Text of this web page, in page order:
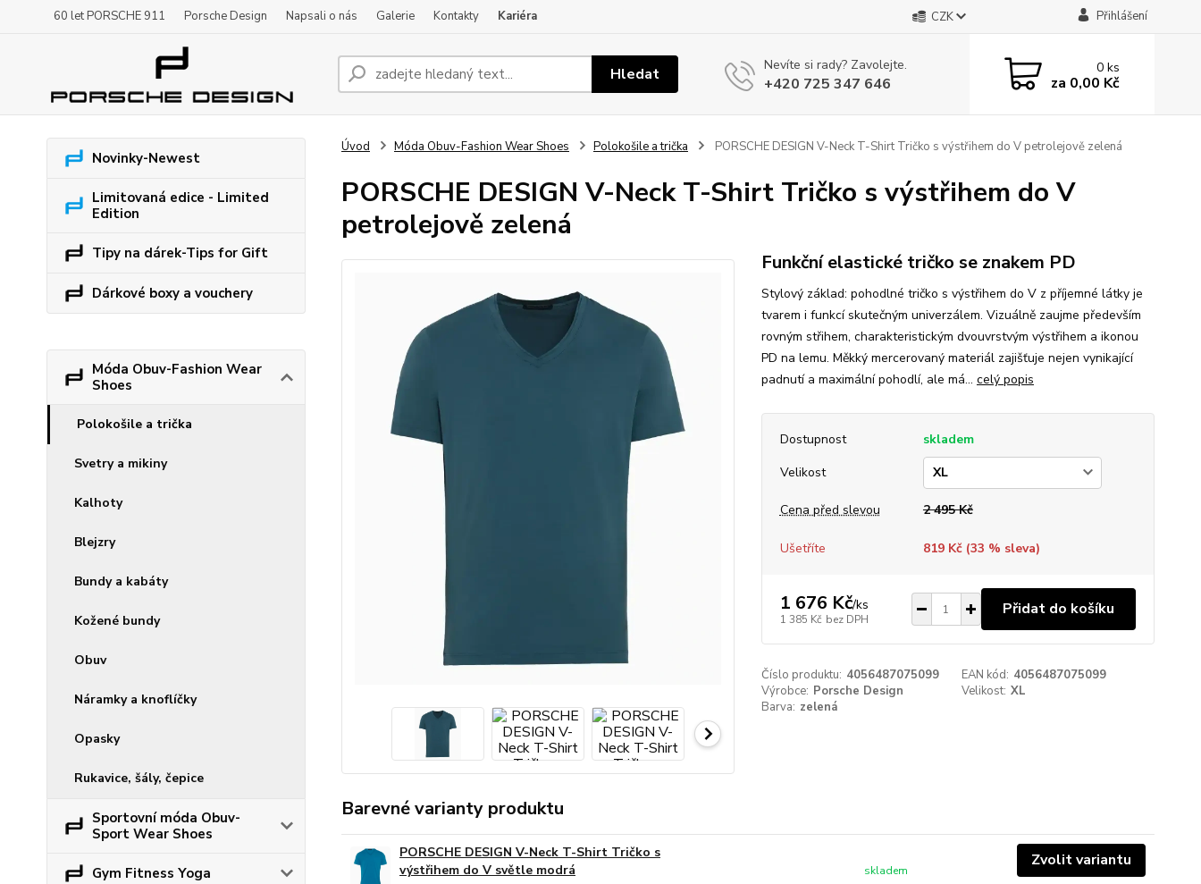
60 let PORSCHE 911 Porsche Design Napsali o nás Galerie Kontakty Kariéra CZK Přihlášení
Hledat Nevíte si rady? Zavolejte.
+420 725 347 646
0ks
za 0,00 Kč
Novinky-Newest
Limitovaná edice - Limited
Edition
Tipy na dárek-Tips for Gift
Dárkové boxy a vouchery
Móda Obuv-Fashion Wear
Shoes
Polokošile a trička
Svetry a mikiny
Kalhoty
Blejzry
Bundy a kabáty
Kožené bundy
Obuv
Náramky a knoflíčky
Opasky
Rukavice, šály, čepice
Sportovní móda Obuv-
Sport Wear Shoes
Gym Fitness Yoga
Úvod Móda Obuv-Fashion Wear Shoes Polokošile a trička PORSCHE DESIGN V-Neck T-Shirt Tričko s výstřihem do V petrolejově zelená
PORSCHE DESIGN V-Neck T-Shirt Tričko s výstřihem do V
petrolejově zelená
Funkční elastické tričko se znakem PD
Stylový základ: pohodlné tričko s výstřihem do V z příjemné látky je
tvarem i funkcí skutečným univerzálem. Vizuálně zaujme především
rovným střihem, charakteristickým dvouvrstvým výstřihem a ikonou
PD na lemu. Měkký mercerovaný materiál zajišťuje nejen vynikající
padnutí a maximální pohodlí, ale má... celý popis
Dostupnost
skladem
Velikost
Cena před slevou 2 495 Kč
Ušetříte 819 Kč (33 % sleva)
1 676 Kč/ks
1 385 Kč bez DPH
Přidat do košíku
Číslo produktu: 4056487075099 EAN kód: 4056487075099
Výrobce: Porsche Design Velikost: XL
Barva: zelená
Barevné varianty produktu
PORSCHE DESIGN V-Neck T-Shirt Tričko s
výstřihem do V světle modrá
skladem
Zvolit variantu